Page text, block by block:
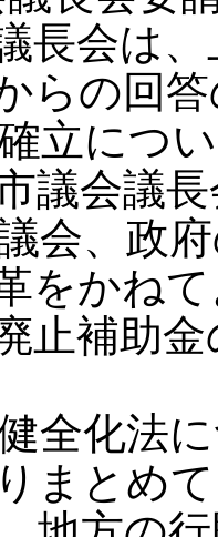
長会は、
らの回
立につ
議会議
会、政
をかね
止補助
全化法
まとめ